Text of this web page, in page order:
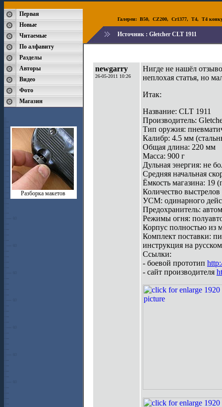
Первая
Новые
Читаемые
По алфавиту
Разделы
Авторы
Видео
Фото
Магазин
Разборка макетов
Галереи: B50, CZ200, Cr1377, T4, T4
Источник : Gletcher CLT 1911
newgarry
26-05-2011 10:26
Нигде не нашёл
неплохая статья, но
Итак:
Название: CLT 1911
Производитель:
Тип оружия:
Калибр: 4.5 мм
Общая длина: 220 мм
Масса: 900 г
Дульная энергия: не
Средняя начальная
Ёмкость магазина: 19
Количество
УСМ: одинарного
Предохранитель:
Режимы огня:
Корпус полностью из
Комплект поставки:
инструкция на русском
Ссылки:
- боевой прототип
- сайт производителя